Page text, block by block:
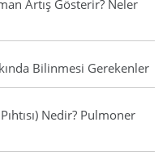
Artış Gösterir? Neler
Bilinmesi Gerekenler
Nedir? Pulmoner